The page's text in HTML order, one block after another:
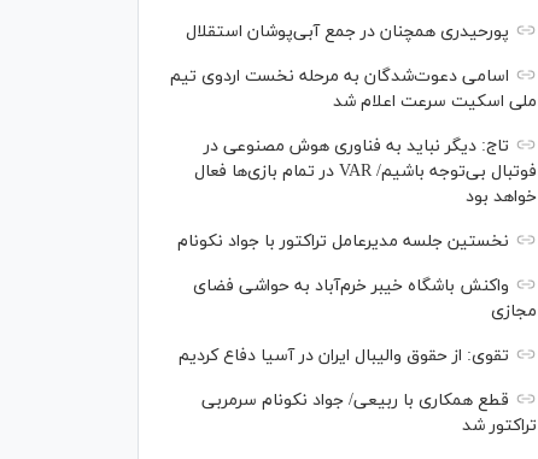
پورحیدری همچنان در جمع آبی‌پوشان استقلال
اسامی دعوت‌شدگان به مرحله نخست اردوی تیم
ملی اسکیت سرعت اعلام شد
تاج: دیگر نباید به فناوری هوش مصنوعی در
فوتبال بی‌توجه باشیم/ VAR در تمام بازی‌ها فعال
خواهد بود
نخستین جلسه مدیرعامل تراکتور با جواد نکونام
واکنش باشگاه خیبر خرم‌آباد به حواشی فضای
مجازی
تقوی: از حقوق والیبال ایران در آسیا دفاع کردیم
قطع همکاری با ربیعی/ جواد نکونام سرمربی
تراکتور شد